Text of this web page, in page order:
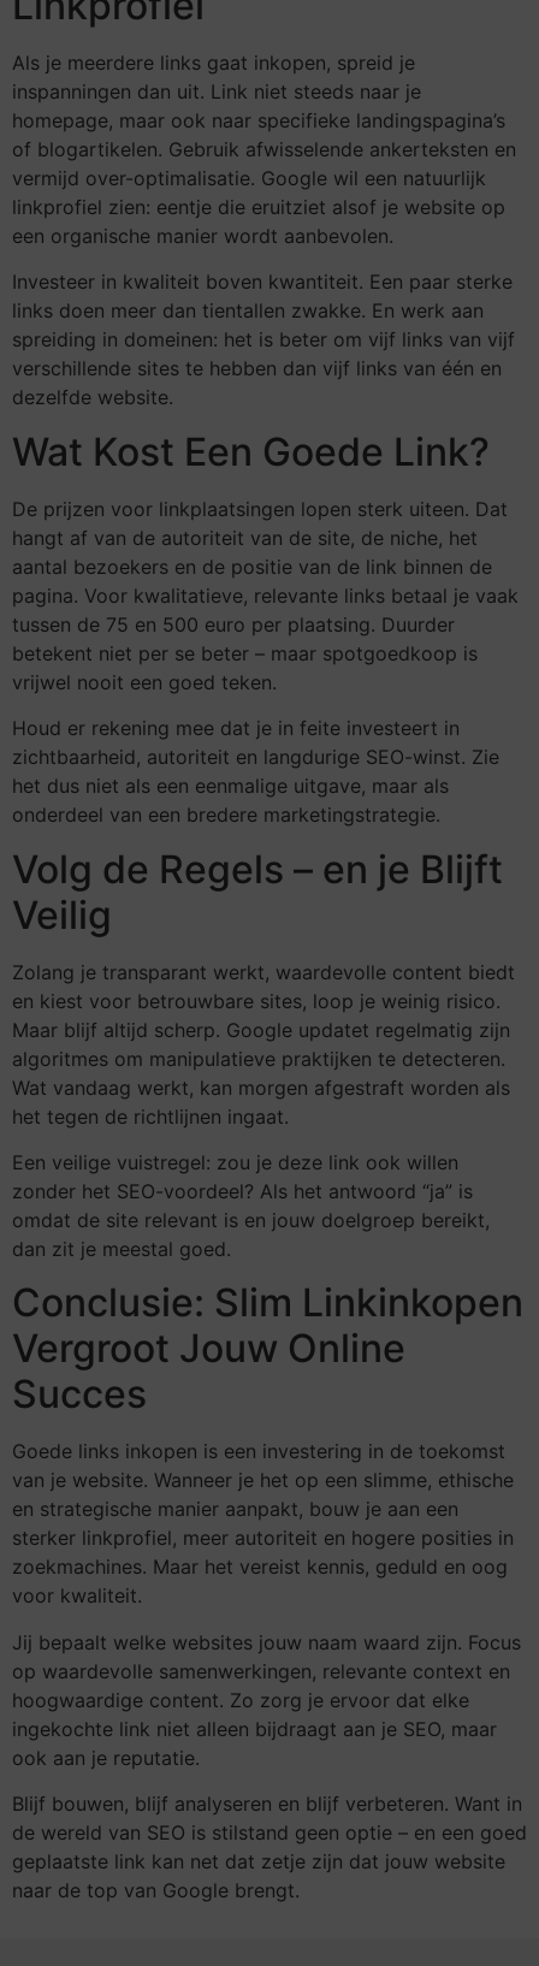
Als je meerdere links gaat inkopen, spreid je
inspanningen dan uit. Link niet steeds naar je
homepage, maar ook naar specifieke landingspagina’s
of blogartikelen. Gebruik afwisselende ankerteksten en
vermijd over-optimalisatie. Google wil een natuurlijk
linkprofiel zien: eentje die eruitziet alsof je website op
een organische manier wordt aanbevolen.
Investeer in kwaliteit boven kwantiteit. Een paar sterke
links doen meer dan tientallen zwakke. En werk aan
spreiding in domeinen: het is beter om vijf links van vijf
verschillende sites te hebben dan vijf links van één en
dezelfde website.
Wat Kost Een Goede Link?
De prijzen voor linkplaatsingen lopen sterk uiteen. Dat
hangt af van de autoriteit van de site, de niche, het
aantal bezoekers en de positie van de link binnen de
pagina. Voor kwalitatieve, relevante links betaal je vaak
tussen de 75 en 500 euro per plaatsing. Duurder
betekent niet per se beter – maar spotgoedkoop is
vrijwel nooit een goed teken.
Houd er rekening mee dat je in feite investeert in
zichtbaarheid, autoriteit en langdurige SEO-winst. Zie
het dus niet als een eenmalige uitgave, maar als
onderdeel van een bredere marketingstrategie.
Volg de Regels – en je Blijft
Veilig
Zolang je transparant werkt, waardevolle content biedt
en kiest voor betrouwbare sites, loop je weinig risico.
Maar blijf altijd scherp. Google updatet regelmatig zijn
algoritmes om manipulatieve praktijken te detecteren.
Wat vandaag werkt, kan morgen afgestraft worden als
het tegen de richtlijnen ingaat.
Een veilige vuistregel: zou je deze link ook willen
zonder het SEO-voordeel? Als het antwoord “ja” is
omdat de site relevant is en jouw doelgroep bereikt,
dan zit je meestal goed.
Conclusie: Slim Linkinkopen
Vergroot Jouw Online
Succes
Goede links inkopen is een investering in de toekomst
van je website. Wanneer je het op een slimme, ethische
en strategische manier aanpakt, bouw je aan een
sterker linkprofiel, meer autoriteit en hogere posities in
zoekmachines. Maar het vereist kennis, geduld en oog
voor kwaliteit.
Jij bepaalt welke websites jouw naam waard zijn. Focus
op waardevolle samenwerkingen, relevante context en
hoogwaardige content. Zo zorg je ervoor dat elke
ingekochte link niet alleen bijdraagt aan je SEO, maar
ook aan je reputatie.
Blijf bouwen, blijf analyseren en blijf verbeteren. Want in
de wereld van SEO is stilstand geen optie – en een goed
geplaatste link kan net dat zetje zijn dat jouw website
naar de top van Google brengt.